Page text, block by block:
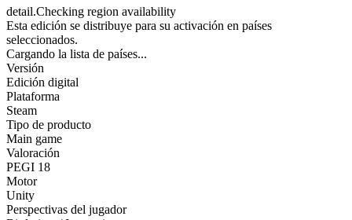
detail.Checking region availability
Esta edición se distribuye para su activación en países
seleccionados.
Cargando la lista de países...
Versión
Edición digital
Plataforma
Steam
Tipo de producto
Main game
Valoración
PEGI 18
Motor
Unity
Perspectivas del jugador